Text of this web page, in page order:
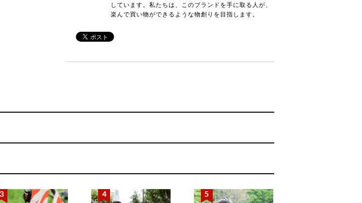
しています。私たちは、このブランドを手に取る人が、
楽んで買い物ができるような物創りを目指します。